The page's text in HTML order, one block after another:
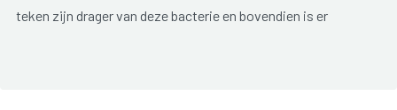
teken zijn drager van deze bacterie en bovendien is er